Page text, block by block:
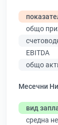
общо
EBITDA
общо
Месечни
вид
средна